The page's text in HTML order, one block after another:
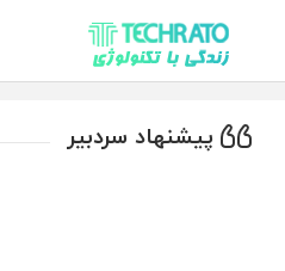
تکراتو – زندگی با تکنولوژی
پیشنهاد سردبیر